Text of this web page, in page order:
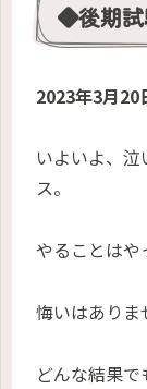
◆後期試
2023年3月20
いよいよ、
ス。
やることはや
悔いはありま
どんな結果